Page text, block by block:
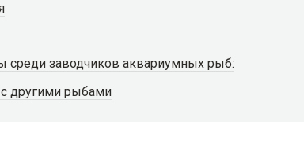
среди заводчиков аквариумных рыб:
другими рыбами